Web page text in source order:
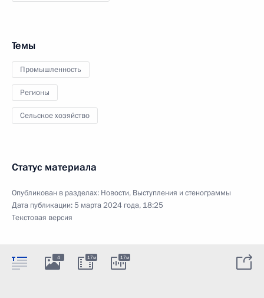
Темы
Промышленность
Регионы
Сельское хозяйство
Статус материала
Опубликован в разделах: Новости, Выступления и стенограммы
Дата публикации:5 марта 2024 года, 18:25
Текстовая версия
4 17м 17м